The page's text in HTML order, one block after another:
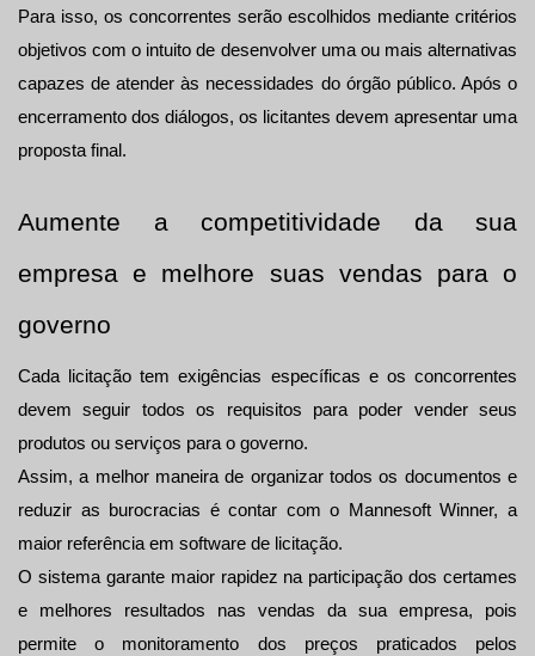
Para isso, os concorrentes serão escolhidos mediante critérios
objetivos com o intuito de desenvolver uma ou mais alternativas
capazes de atender às necessidades do órgão público. Após o
encerramento dos diálogos, os licitantes devem apresentar uma
proposta final.
Aumente a competitividade da sua
empresa e melhore suas vendas para o
governo
Cada licitação tem exigências específicas e os concorrentes
devem seguir todos os requisitos para poder vender seus
produtos ou serviços para o governo.
Assim, a melhor maneira de organizar todos os documentos e
reduzir as burocracias é contar com o Mannesoft Winner, a
maior referência em software de licitação.
O sistema garante maior rapidez na participação dos certames
e melhores resultados nas vendas da sua empresa, pois
permite o monitoramento dos preços praticados pelos